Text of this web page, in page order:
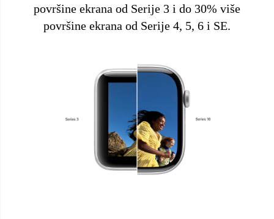
površine ekrana od Serije 3 i do 30% više
površine ekrana od Serije 4, 5, 6 i SE.